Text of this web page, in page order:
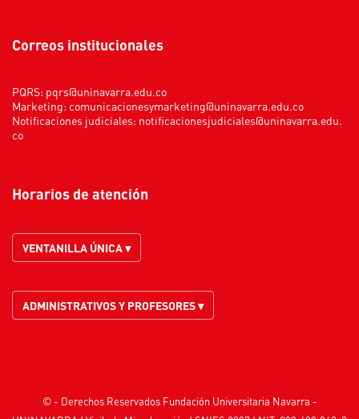
Correos institucionales
PQRS: pqrs@uninavarra.edu.co
Marketing: comunicacionesymarketing@uninavarra.edu.co
Notificaciones judiciales: notificacionesjudiciales@uninavarra.edu.
co
Horarios de atención
VENTANILLA ÚNICA ▾
ADMINISTRATIVOS Y PROFESORES ▾
© - Derechos Reservados Fundación Universitaria Navarra -